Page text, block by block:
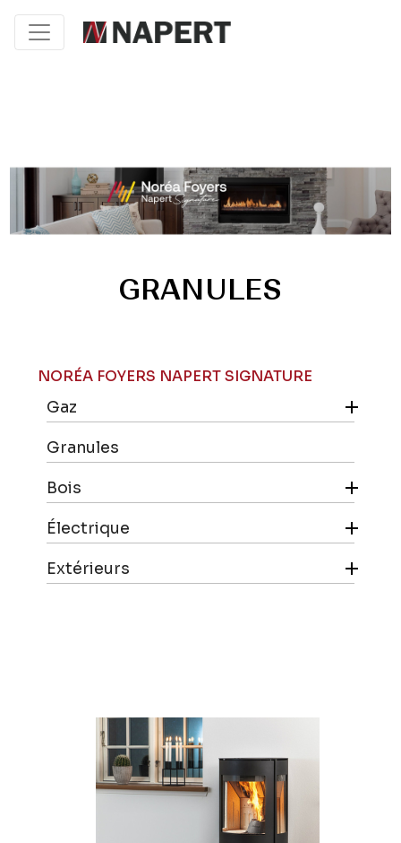
GRANULES
NORÉA FOYERS NAPERT SIGNATURE
Gaz 
Granules
Bois 
Électrique 
Extérieurs 